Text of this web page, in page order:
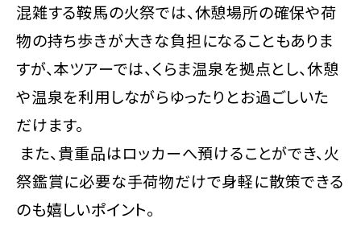
混雑する鞍馬の火祭では、休憩場所の確保や荷
物の持ち歩きが大きな負担になることもありま
すが、本ツアーでは、くらま温泉を拠点とし、休憩
や温泉を利用しながらゆったりとお過ごしいた
だけます。
また、貴重品はロッカーへ預けることができ、火
祭鑑賞に必要な手荷物だけで身軽に散策できる
のも嬉しいポイント。